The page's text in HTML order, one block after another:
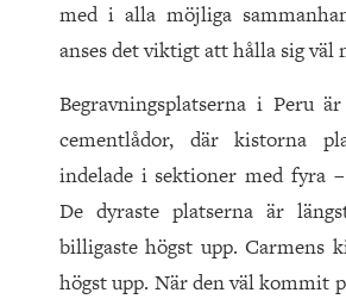
med i alla möjliga
anses det viktigt att hålla sig väl
Begravningsplatserna i Peru
cementlådor, där kistorna
indelade i sektioner med fyra
De dyraste platserna är
billigaste högst upp. Carmens
högst upp. När den väl kommit